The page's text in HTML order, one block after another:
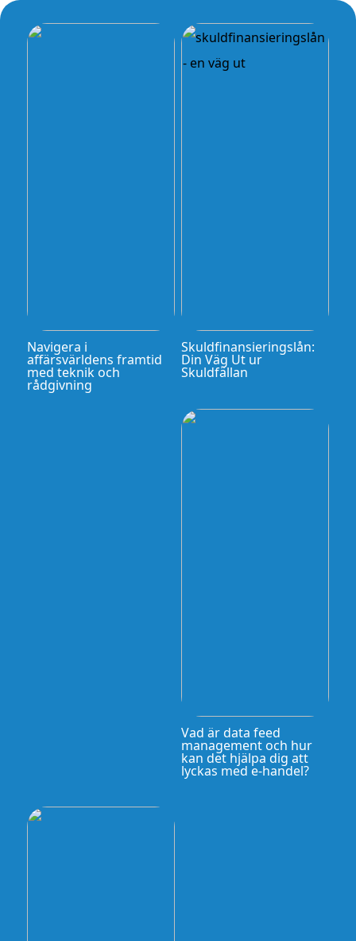
Navigera i
affärsvärldens framtid
med teknik och
rådgivning
Skuldfinansieringslån:
Din Väg Ut ur
Skuldfällan
Vad är data feed
management och hur
kan det hjälpa dig att
lyckas med e-handel?